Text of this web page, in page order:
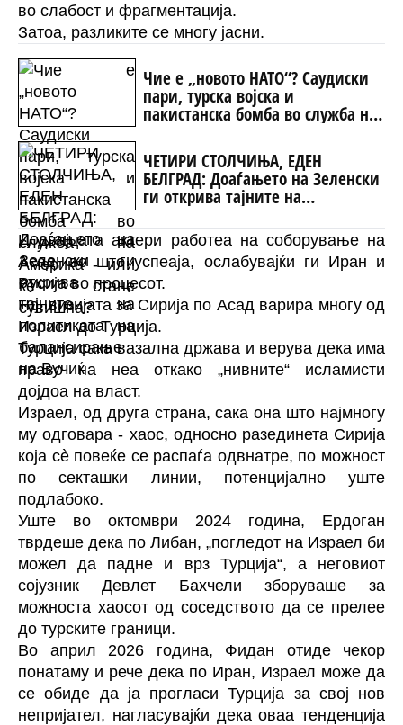
во слабост и фрагментација.
Затоа, разликите се многу јасни.
Чие е „новото НАТО“? Саудиски
пари, турска војска и
пакистанска бомба во служба на
Америка - или ќе стане сувишна?
ЧЕТИРИ СТОЛЧИЊА, ЕДЕН
БЕЛГРАД: Доаѓањето на Зеленски
ги открива тајните на
Вучиќ
И двајцата актери работеа на соборување на
Асад, во што успеаја, ослабувајќи ги Иран и
Русија во процесот.
Но, визијата за Сирија по Асад варира многу од
Израел до Турција.
Турција сака вазална држава и верува дека има
право на неа откако „нивните“ исламисти
дојдоа на власт.
Израел, од друга страна, сака она што најмногу
му одговара - хаос, односно разединета Сирија
која сè повеќе се распаѓа одвнатре, по можност
по секташки линии, потенцијално уште
подлабоко.
Уште во октомври 2024 година, Ердоган
тврдеше дека по Либан, „погледот на Израел би
можел да падне и врз Турција“, а неговиот
сојузник Девлет Бахчели зборуваше за
можноста хаосот од соседството да се прелее
до турските граници.
Во април 2026 година, Фидан отиде чекор
понатаму и рече дека по Иран, Израел може да
се обиде да ја прогласи Турција за свој нов
непријател, нагласувајќи дека оваа тенденција